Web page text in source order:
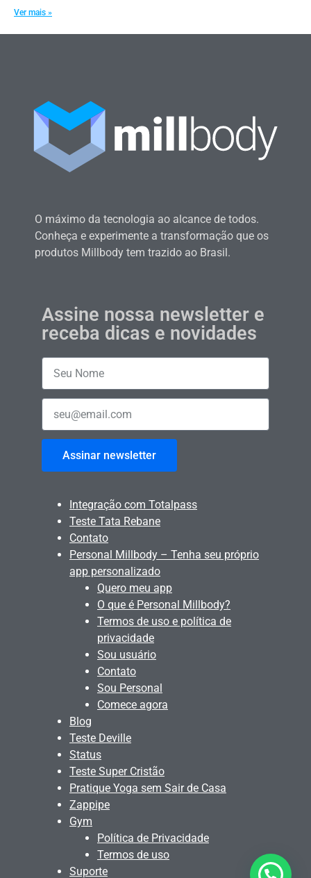
Ver mais »
O máximo da tecnologia ao alcance de todos.
Conheça e experimente a transformação que os
produtos Millbody tem trazido ao Brasil.
Assine nossa newsletter e
receba dicas e novidades
Assinar newsletter
Integração com Totalpass
Teste Tata Rebane
Contato
Personal Millbody – Tenha seu próprio
app personalizado
Quero meu app
O que é Personal Millbody?
Termos de uso e política de
privacidade
Sou usuário
Contato
Sou Personal
Comece agora
Blog
Teste Deville
Status
Teste Super Cristão
Pratique Yoga sem Sair de Casa
Zappipe
Gym
Política de Privacidade
Termos de uso
Suporte